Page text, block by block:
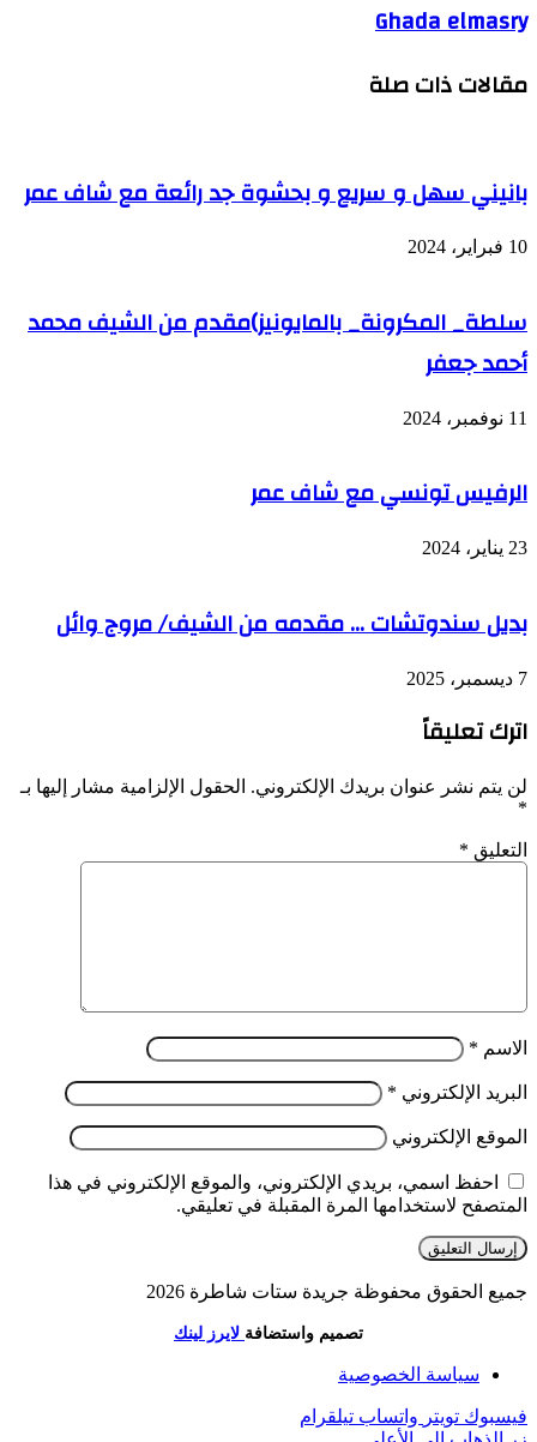
Ghada elmasry
مقالات ذات صلة
بانيني سهل و سريع و بحشوة جد رائعة مع شاف عمر
10 فبراير، 2024
سلطة_ المكرونة_ بالمايونيز)مقدم من الشيف محمد
أحمد جعفر
11 نوفمبر، 2024
الرفيس تونسي مع شاف عمر
23 يناير، 2024
بديل سندوتشات … مقدمه من الشيف/ مروج وائل
7 ديسمبر، 2025
اترك تعليقاً
لن يتم نشر عنوان بريدك الإلكتروني. الحقول الإلزامية مشار إليها بـ
*
التعليق *
الاسم *
البريد الإلكتروني *
الموقع الإلكتروني
احفظ اسمي، بريدي الإلكتروني، والموقع الإلكتروني في هذا
المتصفح لاستخدامها المرة المقبلة في تعليقي.
جميع الحقوق محفوظة جريدة ستات شاطرة 2026
تصميم واستضافة لايرز لينك
سياسة الخصوصية
فيسبوك تويتر واتساب تيلقرام